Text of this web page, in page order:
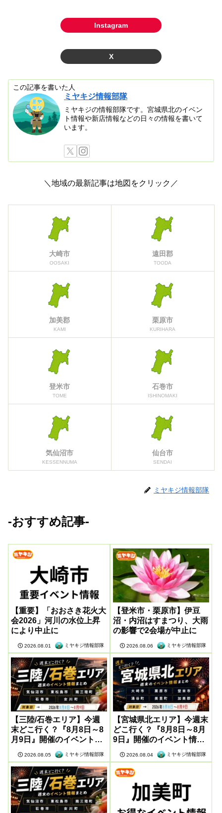
Instagram
X
この記事を書いた人
ミヤキジ情報部隊
ミヤキジの情報部隊です。宮城県北のイベン
ト情報や新店情報などの日々の情報を書いて
います。
＼地域の最新記事は地図をクリック／
大崎市
OOSAKI
遠田郡
TOODA
加美郡
KAMI
栗原市
KURIHARA
登米市
TOME
石巻市
ISHINOMAKI
気仙沼市
KESSENNUMA
仙台市
SENDAI
ミヤキジ情報部隊
-おすすめ記事-
【重要】「おおさき花火大
会2026」河川の水位上昇
により中止に
2026.08.01 ミヤキジ情報部隊
【登米市・栗原市】伊豆
沼・内沼はすまつり、大雨
の影響で2会場が中止に
2026.08.06 ミヤキジ情報部隊
【三陸/石巻エリア】今週
末どこ行く？『8月8日～8
月9日』開催のイベント情
2026.08.05 ミヤキジ情報部隊
【宮城県北エリア】今週末
どこ行く？『8月8日～8月
9日』開催のイベント情報
2026.08.04 ミヤキジ情報部隊